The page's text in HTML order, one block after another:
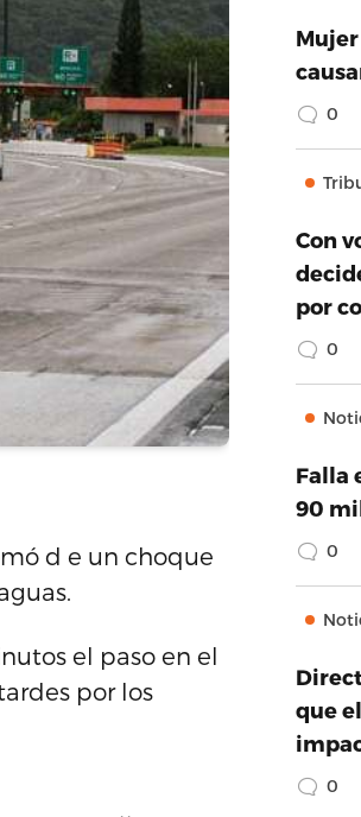
d e un choque
el paso en el
por los
0
Con
por
0
Falla
90
0
que
0